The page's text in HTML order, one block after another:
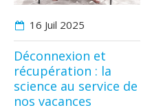
16 Juil 2025
Déconnexion et
récupération : la
science au service de
nos vacances